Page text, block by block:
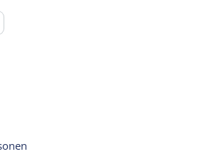
sogar ein atemberaubender Blick
als Sternenpark anerkannt.
wunderschönen Übergang von
Sternenhimmel. Unterwegs
Geschichten über die
von Oosterend lauschen, erzählt